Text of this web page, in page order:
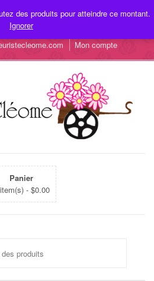
Mon compte
Panier
- $0.00
des produits pour atteindre ce montant.
Ignorer